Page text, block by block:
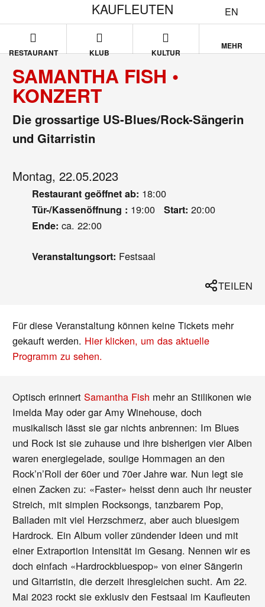
EN
KAUFLEUTEN
RESTAURANT KLUB KULTUR
MEHR
SAMANTHA FISH •
KONZERT
Die grossartige US-Blues/Rock-Sängerin
und Gitarristin
Montag, 22.05.2023
Restaurant geöffnet ab: 18:00
Tür-/Kassenöffnung : 19:00 Start: 20:00
Ende: ca. 22:00
Veranstaltungsort: Festsaal
TEILEN
Für diese Veranstaltung können keine Tickets mehr
gekauft werden. Hier klicken, um das aktuelle
Programm zu sehen.
Optisch erinnertSamantha Fish mehr an Stilikonen wie
Imelda May oder gar Amy Winehouse, doch
musikalisch lässt sie gar nichts anbrennen: Im Blues
und Rock ist sie zuhause und ihre bisherigen vier Alben
waren energiegelade, soulige Hommagen an den
Rock’n’Roll der 60er und 70er Jahre war. Nun legt sie
einen Zacken zu: «Faster» heisst denn auch ihr neuster
Streich, mit simplen Rocksongs, tanzbarem Pop,
Balladen mit viel Herzschmerz, aber auch bluesigem
Hardrock. Ein Album voller zündender Ideen und mit
einer Extraportion Intensität im Gesang. Nennen wir es
doch einfach «Hardrockbluespop» von einer Sängerin
und Gitarristin, die derzeit ihresgleichen sucht. Am 22.
Mai 2023 rockt sie exklusiv den Festsaal im Kaufleuten